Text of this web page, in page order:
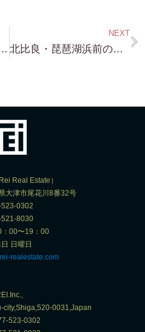
提出必須になります⇒南禅寺界隈の邸宅・琵琶湖浜付き物件の詳細や情報開示の方法に関しては、弊社の LINE Account を 登録後 LINE より問合せ下さい
NEXT
北比良・琵琶湖浜前の土地・敷地の目の前が 琵琶湖の砂浜・敷地約110坪・琵琶湖畔で ”自然公園法の規制がなく 建蔽率60% 容積率100% にて 建物の建築が可能です！”⇒南禅寺界隈の邸宅・琵琶湖浜付き物件の詳細や情報開示の方法に関しては、弊社の LINE Account を 登録後 LINE より問合せ下さい
Real Estate）
大津市尾花川8番32号
523-0302
521-8030
：00〜19：00
日曜日
realestate.com
city,Shiga,520-0031,Japan
523-0302